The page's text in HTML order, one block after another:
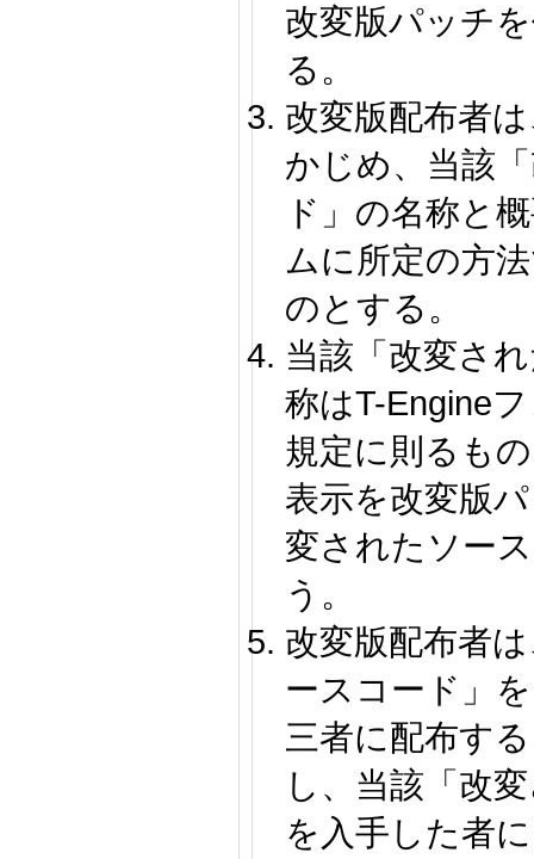
改変版パッチ
る。
改変版配布者
かじめ、当該
ド」の名称と
ムに所定の方
のとする。
当該「改変さ
称はT-Engine
規定に則るも
表示を改変版
変されたソー
う。
改変版配布者
ースコード」
三者に配布す
し、当該「改
を入手した者